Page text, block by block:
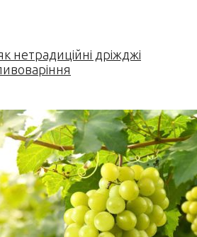
нетрадиційні дріжджі